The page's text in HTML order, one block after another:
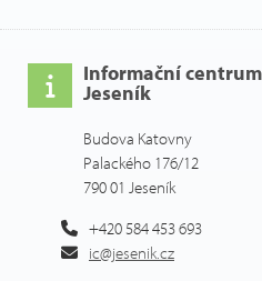
Informační centrum
Jeseník
Budova Katovny
Palackého 176/12
790 01 Jeseník
+420 584 453 693
ic@jesenik.cz